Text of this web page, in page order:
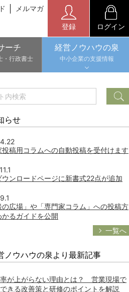
メルマガ
登録 ログイン
ーチ
・行政書士
経営ノウハウの泉
中小企業の支援情報
らせ
投稿用コラムへの自動投稿を受付けます
ウンロードページに新書式22点が追加
の広場」や「専門家コラム」への投稿方
かるガイドを公開
一覧へ
ノウハウの泉より最新記事
が上がらない理由とは？ 営業現場で
きる改善策と研修のポイントを解説